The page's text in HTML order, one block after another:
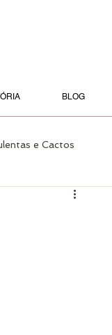
BLOG
e Cactos
Orquídeas